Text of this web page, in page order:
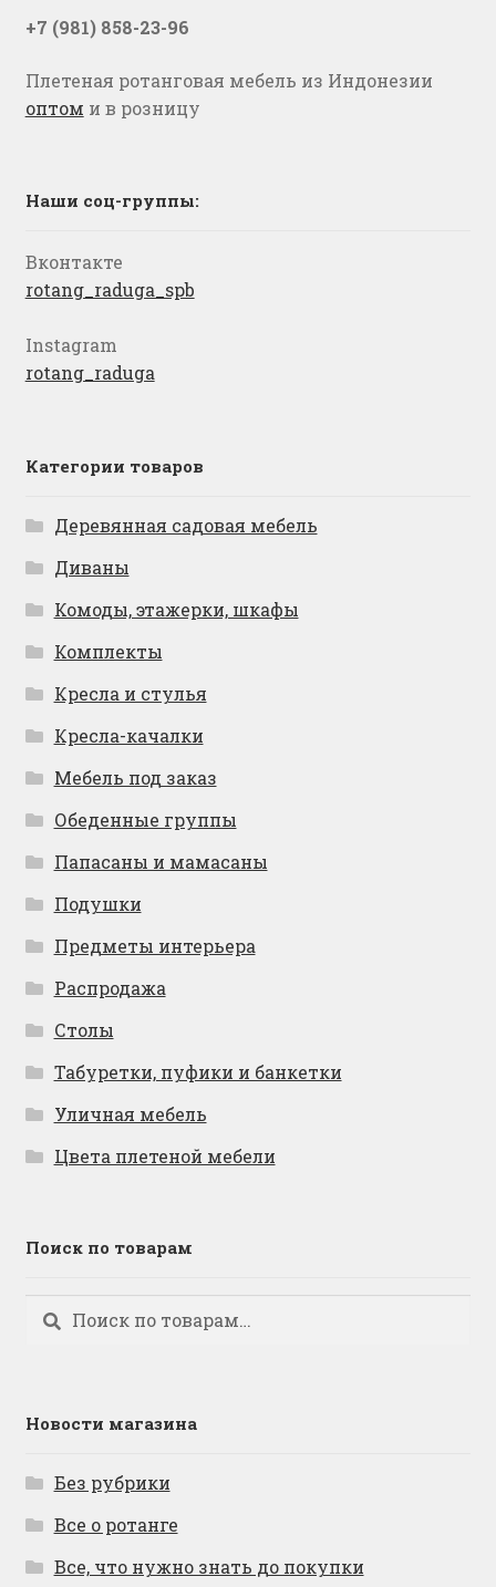
+7 (981) 858-23-96
Плетеная ротанговая мебель из Индонезии
оптом и в розницу
Наши соц-группы:
Вконтакте
rotang_raduga_spb
Instagram
rotang_raduga
Категории товаров
Деревянная садовая мебель
Диваны
Комоды, этажерки, шкафы
Комплекты
Кресла и стулья
Кресла-качалки
Мебель под заказ
Обеденные группы
Папасаны и мамасаны
Подушки
Предметы интерьера
Распродажа
Столы
Табуретки, пуфики и банкетки
Уличная мебель
Цвета плетеной мебели
Поиск по товарам
Искать:
Поиск
Новости магазина
Без рубрики
Все о ротанге
Все, что нужно знать до покупки